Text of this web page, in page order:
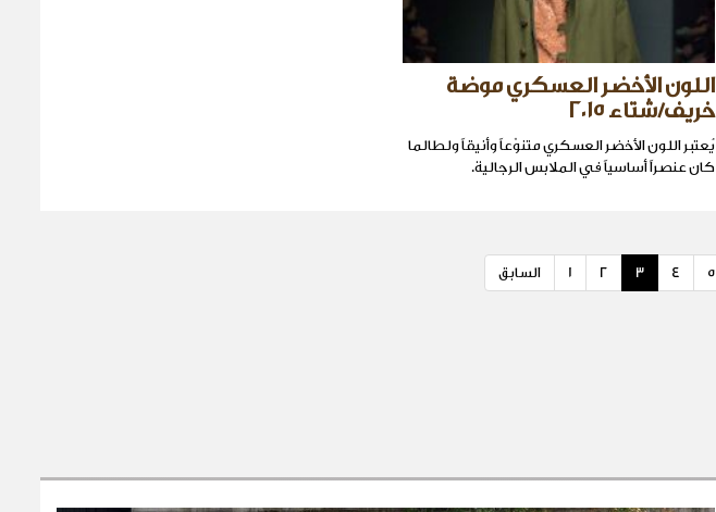
اللون الأخضر العسكري موضة
خريف/شتاء ٢٠١٥
يُعتبر اللون الأخضر العسكري متنوّعاً وأنيقاً ولطالما
كان عنصراً أساسياً في الملابس الرجالية.
السابق 1 2 3 4 5